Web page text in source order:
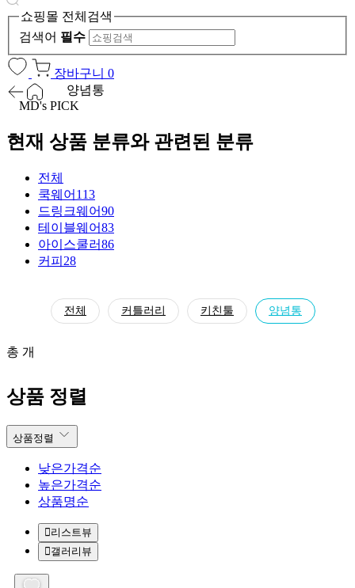
쇼핑몰 전체검색
검색어 필수
장바구니 0
양념통
MD's PICK
현재 상품 분류와 관련된 분류
전체
쿡웨어 113
드링크웨어90
테이블웨어83
아이스쿨러86
커피 28
전체 커틀러리 키친툴 양념통
총 개
상품 정렬
상품정렬
낮은가격순
높은가격순
상품명순
리스트뷰
갤러리뷰